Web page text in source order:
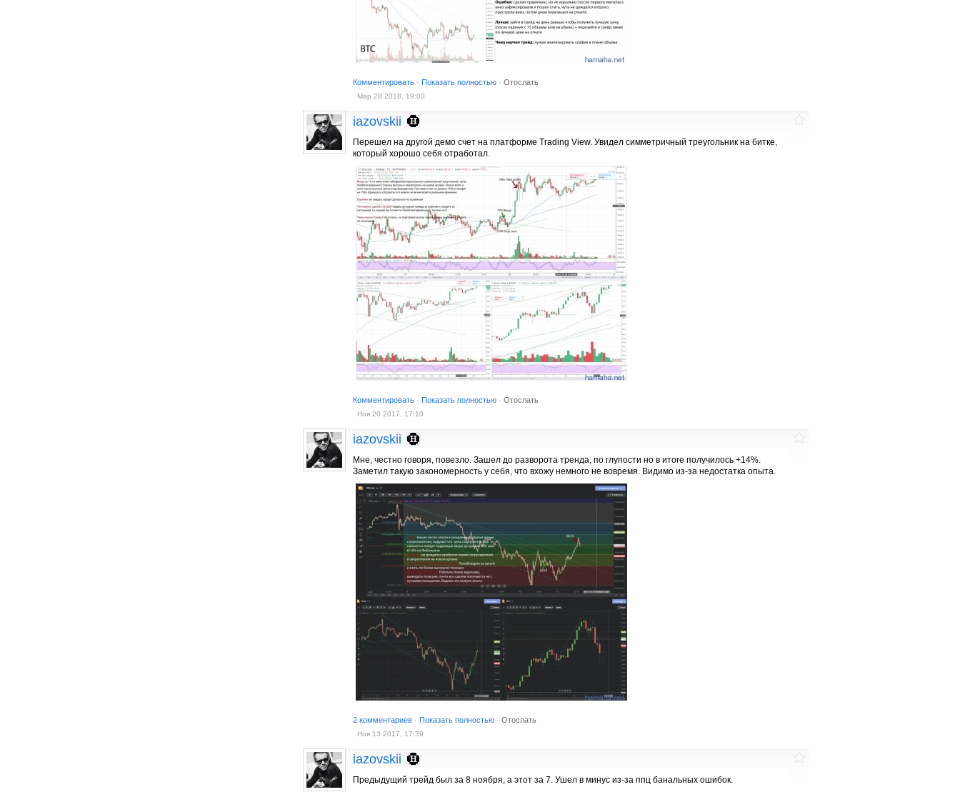
Комментировать · Показать полностью · Отослать
Мар 28 2018, 19:00
iazovskii
Перешел на другой демо счет на платформе Trading View. Увидел симметричный треугольник на битке,
который хорошо себя отработал.
Комментировать · Показать полностью · Отослать
Ноя 20 2017, 17:10
iazovskii
Мне, честно говоря, повезло. Зашел до разворота тренда, по глупости но в итоге получилось +14%.
Заметил такую закономерность у себя, что вхожу немного не вовремя. Видимо из-за недостатка опыта.
2 комментариев · Показать полностью · Отослать
Ноя 13 2017, 17:39
iazovskii
Предыдущий трейд был за 8 ноября, а этот за 7. Ушел в минус из-за ппц банальных ошибок.